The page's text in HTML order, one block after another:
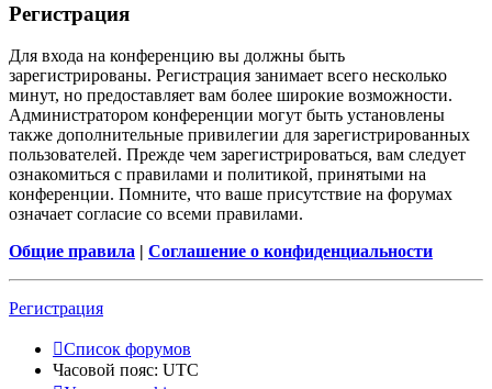
Регистрация
Для входа на конференцию вы должны быть
зарегистрированы. Регистрация занимает всего несколько
минут, но предоставляет вам более широкие возможности.
Администратором конференции могут быть установлены
также дополнительные привилегии для зарегистрированных
пользователей. Прежде чем зарегистрироваться, вам следует
ознакомиться с правилами и политикой, принятыми на
конференции. Помните, что ваше присутствие на форумах
означает согласие со всеми правилами.
Общие правила | Соглашение о конфиденциальности
Регистрация
Список форумов
Часовой пояс: UTC